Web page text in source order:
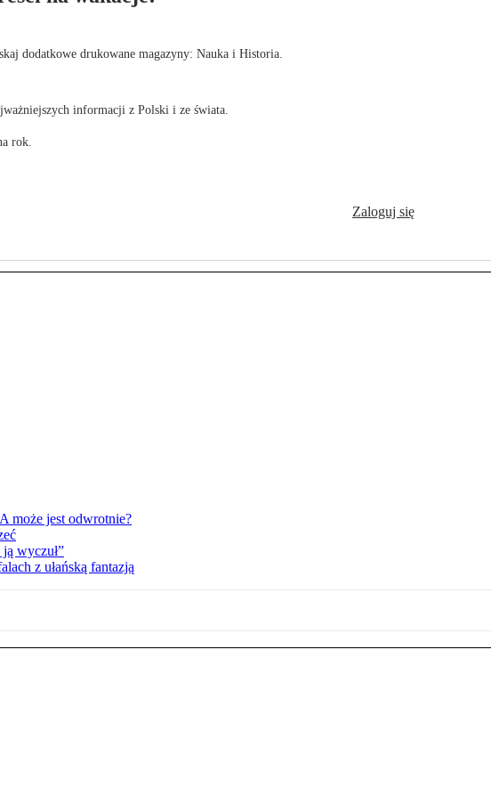
dodatkowe drukowane magazyny: Nauka i Historia.
informacji z Polski i ze świata.
rok.
Zaloguj się
może jest odwrotnie?
wyczuł”
z ułańską fantazją